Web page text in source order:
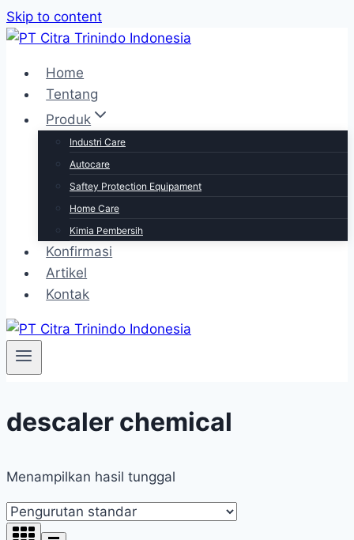
Skip to content
Home
Tentang
Produk
Industri Care
Autocare
Saftey Protection Equipament
Home Care
Kimia Pembersih
Konfirmasi
Artikel
Kontak
descaler chemical
Menampilkan hasil tunggal